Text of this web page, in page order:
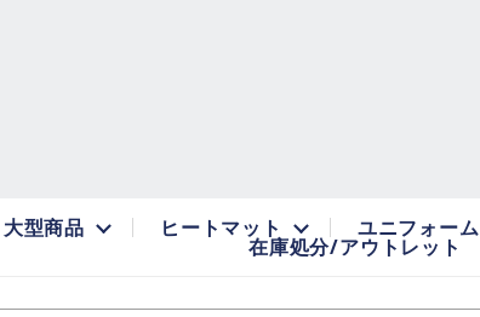
大型商品 ヒートマット ユニフォーム
在庫処分/アウトレット